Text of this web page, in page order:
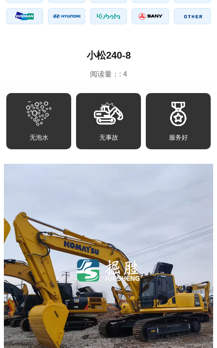
小松240-8
阅读量：: 4
无泡水 无事故 服务好